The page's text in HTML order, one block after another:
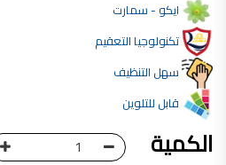
دهان املشن, انواع الدهانات الديكورية,
شقق للبيع في عمان بسعر 30 الف, شقق للبيع في عمان بالاقساط, شقق للبيع دفعة
شقق للإيجار في
ايكو - سمارت
تكنولوجيا التعقيم
سهل التنظيف
قابل للتلوين
الكمية